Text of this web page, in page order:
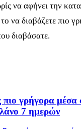
να αφήνει την
να διαβάζετε πιο
διαβάσατε.
πιο γρήγορα μέσα
7 ημερών